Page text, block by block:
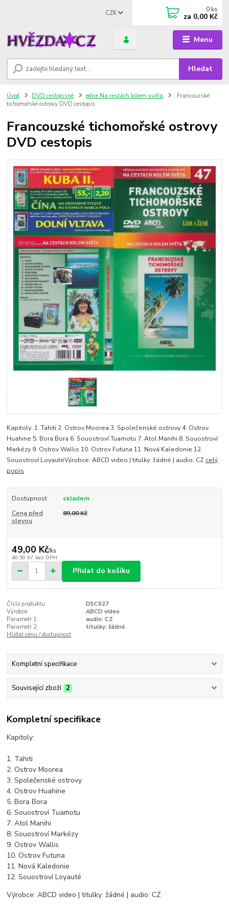
Menu
CZK
Hledat
0 ks
za 0,00 Kč
Úvod DVD cestopisné edice Na cestách kolem světa
Francouzské
tichomořské ostrovy DVD cestopis
Francouzské tichomořské ostrovy
DVD cestopis
Kapitoly: 1. Tahiti 2. Ostrov Moorea 3. Společenské ostrovy 4. Ostrov
Huahine 5. Bora Bora 6. Souostroví Tuamotu 7. Atol Manihi 8. Souostroví
Markézy 9. Ostrov Wallis 10. Ostrov Futuna 11. Nová Kaledonie 12.
Souostroví LoyautéVýrobce: ABCD video | titulky: žádné | audio: CZ celý
popis
Dostupnost
skladem
Cena před
slevou
89,00 Kč
49,00 Kč/ks
40,50 Kč bez DPH
Přidat do košíku
Číslo produktu:
D5C027
Výrobce:
ABCD video
Parametr 1:
audio: CZ
Parametr 2:
titulky: žádné
Hlídat cenu / dostupnost
Kompletní specifikace
Související zboží 2
Kompletní specifikace
Kapitoly:
1. Tahiti
2. Ostrov Moorea
3. Společenské ostrovy
4. Ostrov Huahine
5. Bora Bora
6. Souostroví Tuamotu
7. Atol Manihi
8. Souostroví Markézy
9. Ostrov Wallis
10. Ostrov Futuna
11. Nová Kaledonie
12. Souostroví Loyauté
Výrobce: ABCD video | titulky: žádné | audio: CZ